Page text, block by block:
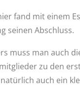
fand mit einem
seinen Abschluss.
muss man auch
zu den
auch ein